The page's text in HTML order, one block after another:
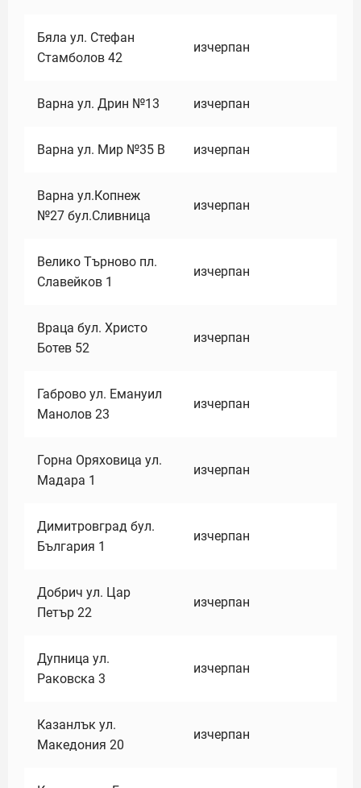
Бяла ул. Стефан
Стамболов 42
изчерпан
Варна ул. Дрин №13 изчерпан
Варна ул. Мир №35 В изчерпан
Варна ул.Копнеж
№27 бул.Сливница
изчерпан
Велико Търново пл.
Славейков 1
изчерпан
Враца бул. Христо
Ботев 52
изчерпан
Габрово ул. Емануил
Манолов 23
изчерпан
Горна Оряховица ул.
Мадара 1
изчерпан
Димитровград бул.
България 1
изчерпан
Добрич ул. Цар
Петър 22
изчерпан
Дупница ул.
Раковска 3
изчерпан
Казанлък ул.
Македония 20
изчерпан